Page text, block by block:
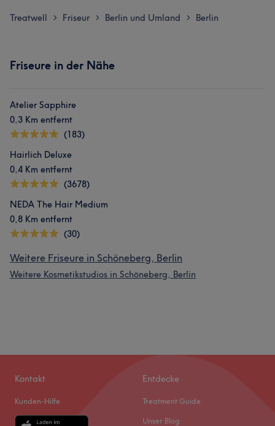
Treatwell > Friseur > Berlin und Umland > Berlin
Friseure in der Nähe
Atelier Sapphire
0,3 Km entfernt
(183)
Hairlich Deluxe
0,4 Km entfernt
(3678)
NEDA The Hair Medium
0,8 Km entfernt
(30)
Weitere Friseure in Schöneberg, Berlin
Weitere Kosmetikstudios in Schöneberg, Berlin
Kontakt
Kunden-Hilfe
Entdecke
Treatment Guide
Unser Blog